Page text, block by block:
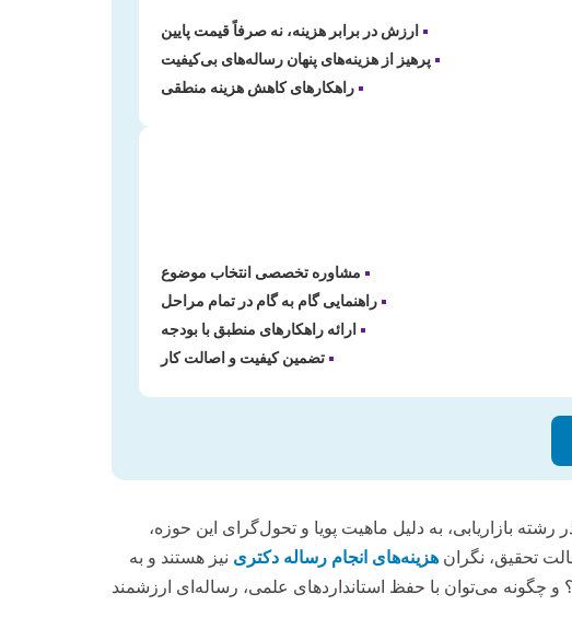
• ارزش در برابر هزینه، نه صرفاً قیمت پایین
• پرهیز از هزینه‌های پنهان رساله‌های بی‌کیفیت
• راهکارهای کاهش هزینه منطقی
• مشاوره تخصصی انتخاب موضوع
• راهنمایی گام به گام در تمام مراحل
• ارائه راهکارهای منطبق با بودجه
• تضمین کیفیت و اصالت کار
بازاریابی، به دلیل ماهیت پویا و تحول‌گرای این حوزه،
تحقیق، نگران هزینه‌های انجام رساله دکتری نیز هستند و به
و چگونه می‌توان با حفظ استانداردهای علمی، رساله‌ای ارزشمند